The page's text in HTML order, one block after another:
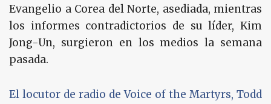
Evangelio a Corea del Norte, asediada, mientras
los informes contradictorios de su líder, Kim
Jong-Un, surgieron en los medios la semana
pasada.
El locutor de radio de Voice of the Martyrs, Todd